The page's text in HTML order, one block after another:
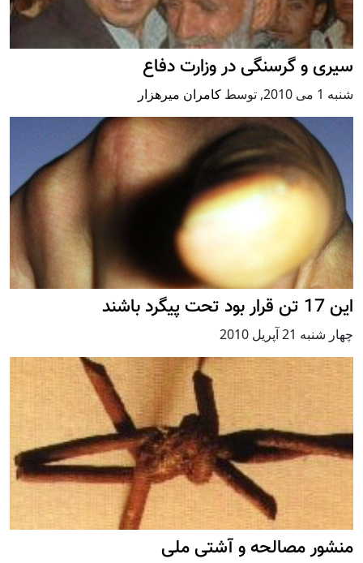
سيری و گرسنگی در وزارت دفاع
شنبه 1 می 2010 , توسط کامران میرهزار
این 17 تن قرار بود تحت پیگرد باشند
چهار شنبه 21 آپریل 2010
منشور مصالحه و آشتی ملی